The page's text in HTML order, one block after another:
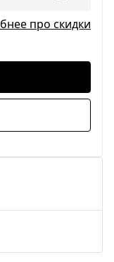
про скидки